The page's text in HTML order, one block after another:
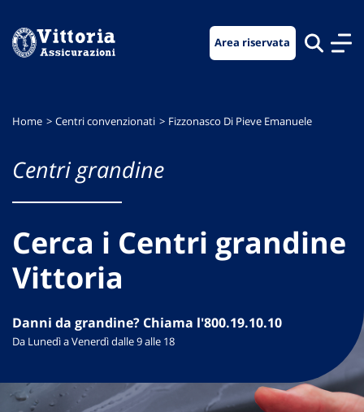
menu
contenuto
footer
Area riservata
Home Centri convenzionati Fizzonasco Di Pieve Emanuele
Centri grandine
Cerca i Centri grandine
Vittoria
Danni da grandine? Chiama l'800.19.10.10
Da Lunedì a Venerdì dalle 9 alle 18